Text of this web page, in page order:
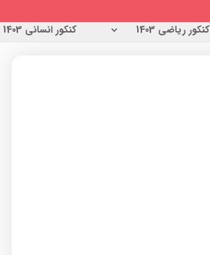
کنکور ریاضی 1403 کنکور انسانی 1403